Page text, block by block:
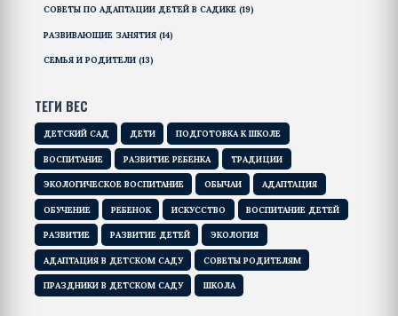
СОВЕТЫ ПО АДАПТАЦИИ ДЕТЕЙ В САДИКЕ (19)
РАЗВИВАЮЩИЕ ЗАНЯТИЯ (14)
СЕМЬЯ И РОДИТЕЛИ (13)
ТЕГИ ВЕС
ДЕТСКИЙ САД ДЕТИ ПОДГОТОВКА К ШКОЛЕ
ВОСПИТАНИЕ РАЗВИТИЕ РЕБЕНКА ТРАДИЦИИ
ЭКОЛОГИЧЕСКОЕ ВОСПИТАНИЕ ОБЫЧАИ АДАПТАЦИЯ
ОБУЧЕНИЕ РЕБЕНОК ИСКУССТВО ВОСПИТАНИЕ ДЕТЕЙ
РАЗВИТИЕ РАЗВИТИЕ ДЕТЕЙ ЭКОЛОГИЯ
АДАПТАЦИЯ В ДЕТСКОМ САДУ СОВЕТЫ РОДИТЕЛЯМ
ПРАЗДНИКИ В ДЕТСКОМ САДУ ШКОЛА